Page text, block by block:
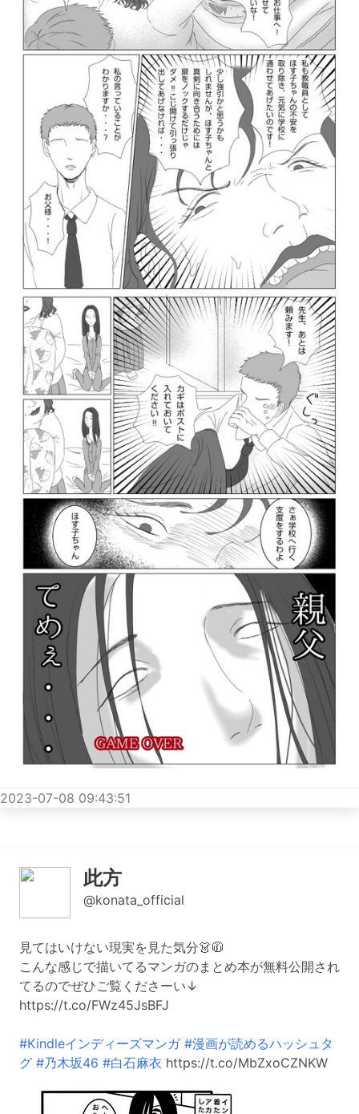
2023-07-08 09:43:51
此方
@konata_official
見てはいけない現実を見た気分👗🧥
こんな感じで描いてるマンガのまとめ本が無料公開され
てるのでぜひご覧くださーい↓
https://t.co/FWz45JsBFJ
#Kindleインディーズマンガ #漫画が読めるハッシュタ
グ #乃木坂46 #白石麻衣 https://t.co/MbZxoCZNKW